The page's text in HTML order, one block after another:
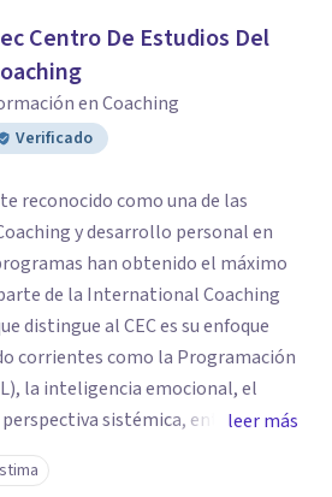
Centro De Estudios Del
en Coaching
Verificado
reconocido como una de las
y desarrollo personal en
han obtenido el máximo
de la International Coaching
distingue al CEC es su enfoque
corrientes como la Programación
la inteligencia emocional, el
sistémica, entre otras.
diversas enriquece las
los estudiantes una perspectiva
leer más